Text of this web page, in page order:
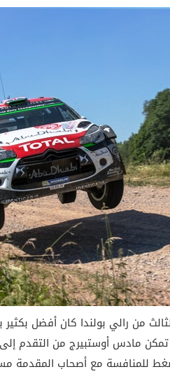
من رالي بولندا كان أفضل
تمكن مادس أوستبيرج من التقدم
للمنافسة مع أصحاب المقدمة